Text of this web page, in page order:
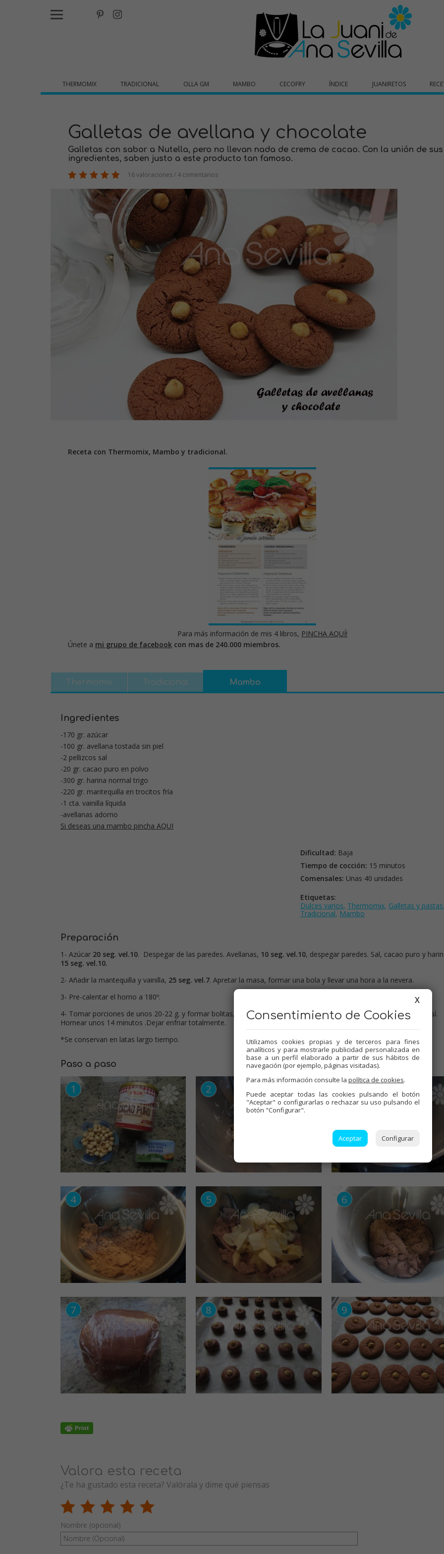
THERMOMIX TRADICIONAL OLLA GM MAMBO CECOFRY ÍNDICE JUANIRETOS
Galletas de avellana y chocolate
Galletas con sabor a Nutella, pero no llevan nada de crema de cacao. Con la unión de sus
ingredientes, saben justo a este producto tan famoso.
16 valoraciones / 4 comentarios
Receta con Thermomix, Mambo y tradicional.
Para más información de mis 4 libros, PINCHA AQUÍ!
Únete a mi grupo de facebook con mas de 240.000 miembros.
Thermomix Tradicional Mambo
Ingredientes
-170 gr. azúcar
-100 gr. avellana tostada sin piel
-2 pellizcos sal
-20 gr. cacao puro en polvo
-300 gr. harina normal trigo
-220 gr. mantequilla en trocitos fría
-1 cta. vainilla líquida
-avellanas adorno
Si deseas una mambo pincha AQUI
Dificultad: Baja
Tiempo de cocción: 15 minutos
Comensales: Unas 40 unidades
Etiquetas:
Dulces varios, Thermomix, Galletas y pastas
Tradicional, Mambo
Preparación
1- Azúcar 20 seg. vel.10. Despegar de las paredes. Avellanas, 10 seg. vel.10, despegar paredes. Sal, cacao puro y
15 seg. vel.10.
2- Añadir la mantequilla y vainilla, 25 seg. vel.7. Apretar la masa, formar una bola y llevar una hora a la nevera.
3- Pre-calentar el horno a 180º.
4- Tomar porciones de unos 20-22 g. y formar bolitas, incrustar una avellana en el centro. Colocar separadas entre sí.
Hornear unos 14 minutos .Dejar enfriar totalmente.
*Se conservan en latas largo tiempo.
Paso a paso
Valora esta receta
¿Te ha gustado esta receta? Valórala y dime qué piensas
Nombre (opcional)
X
Consentimiento de Cookies
Utilizamos cookies propias y de terceros para fines
analíticos y para mostrarle publicidad personalizada en
base a un perfil elaborado a partir de sus hábitos de
navegación (por ejemplo, páginas visitadas).
Para más información consulte la política de cookies.
Puede aceptar todas las cookies pulsando el botón
"Aceptar" o configurarlas o rechazar su uso pulsando el
botón "Configurar".
Aceptar Configurar